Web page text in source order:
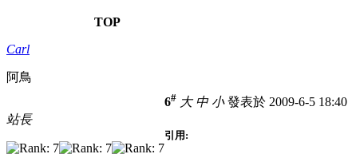
TOP
Carl
阿鳥
站長
6# 大 中 小發表於 2009-6-5 18:40
引用: